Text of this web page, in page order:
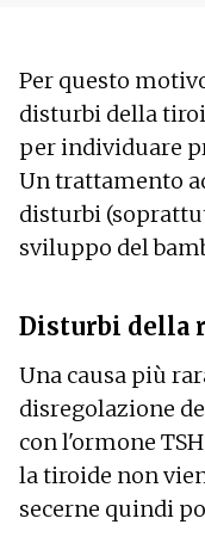
Per questo
disturbi della
per individuare
Un trattamento
disturbi
sviluppo del
Disturbi della
Una causa più
disregolazione
con l'ormone
la tiroide non
secerne quindi